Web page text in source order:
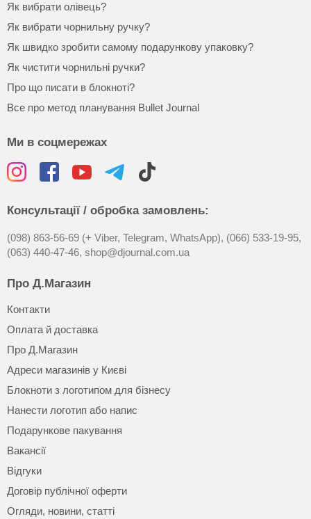
Як вибрати олівець?
Як вибрати чорнильну ручку?
Як швидко зробити самому подарункову упаковку?
Як чистити чорнильні ручки?
Про що писати в блокноті?
Все про метод планування Bullet Journal
Ми в соцмережах
Консультації / обробка замовлень:
(098) 863-56-69 (+ Viber, Telegram, WhatsApp), (066) 533-19-95,
(063) 440-47-46, shop@djournal.com.ua
Про Д.Магазин
Контакти
Оплата й доставка
Про Д.Магазин
Адреси магазинів у Києві
Блокноти з логотипом для бізнесу
Нанести логотип або напис
Подарункове пакування
Вакансії
Відгуки
Договір публічної оферти
Огляди, новини, статті